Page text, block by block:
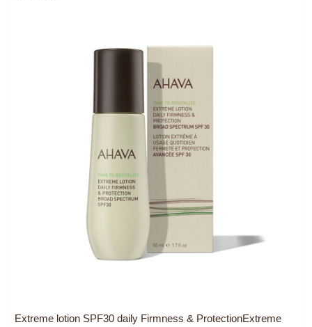
Extreme lotion SPF30 daily Firmness & ProtectionExtreme